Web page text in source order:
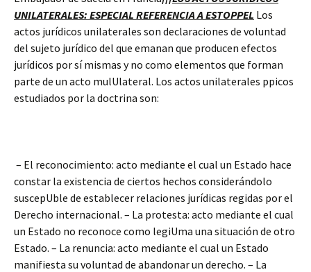
UNILATERALES: ESPECIAL REFERENCIA A ESTOPPEL Los
actos jurídicos unilaterales son declaraciones de voluntad
del sujeto jurídico del que emanan que producen efectos
jurídicos por sí mismas y no como elementos que forman
parte de un acto mulUlateral. Los actos unilaterales ppicos
estudiados por la doctrina son:
– El reconocimiento: acto mediante el cual un Estado hace
constar la existencia de ciertos hechos considerándolo
suscepUble de establecer relaciones jurídicas regidas por el
Derecho internacional. – La protesta: acto mediante el cual
un Estado no reconoce como legiUma una situación de otro
Estado. – La renuncia: acto mediante el cual un Estado
manifiesta su voluntad de abandonar un derecho. – La